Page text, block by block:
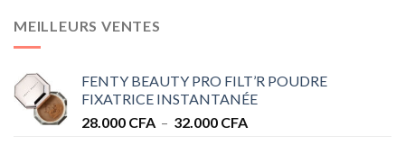
MEILLEURS VENTES
FENTY BEAUTY PRO FILT’R POUDRE
FIXATRICE INSTANTANÉE
28.000 CFA – 32.000 CFAPlage